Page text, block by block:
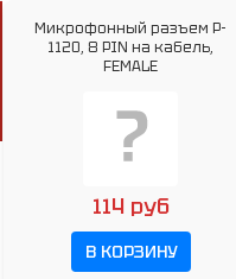
Микрофонный разъем P-
1120, 8 PIN на кабель,
FEMALE
114 руб
В КОРЗИНУ